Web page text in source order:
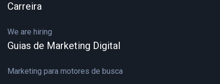
Carreira
We are hiring
Guias de Marketing Digital
Marketing para motores de busca